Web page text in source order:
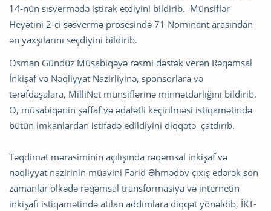
14-nün sısvermədə iştirak etdiyini bildirib. Münsiflər
Heyətini 2-ci səsvermə prosesində 71 Nominant arasından
ən yaxşılarını seçdiyini bildirib.
Osman Gündüz Müsabiqəyə rəsmi dəstək verən Rəqəmsal
İnkişaf və Nəqliyyat Nazirliyinə, sponsorlara və
tərəfdaşalara, MilliNet münsiflərinə minnətdarlığını bildirib.
O, müsabiqənin şəffaf və ədalətli keçirilməsi istiqamətində
bütün imkanlardan istifadə edildiyini diqqətə çatdırıb.
Təqdimat mərasiminin açılışında rəqəmsal inkişaf və
nəqliyyat nazirinin müavini Fərid Əhmədov çıxış edərək son
zamanlar ölkədə rəqəmsal transformasiya və internetin
inkişafı istiqamətində atılan addımlara diqqət yönəldib, İKT-